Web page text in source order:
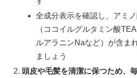
全成分表示を確認し、アミ
（ココイルグルタミン酸
ルアラニンNaなど）が含ま
ましょう
頭皮や毛髪を清潔に保つため、